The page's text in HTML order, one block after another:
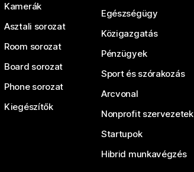
Kamerák
Asztali sorozat
Room sorozat
Board sorozat
Phone sorozat
Kiegészítők
Egészségügy
Közigazgatás
Pénzügyek
Sport és szórakozás
Arcvonal
Nonprofit szervezetek
Startupok
Hibrid munkavégzés